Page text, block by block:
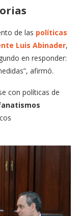
de las políticas
Luis Abinader,
en responder:
afirmó.
con políticas de